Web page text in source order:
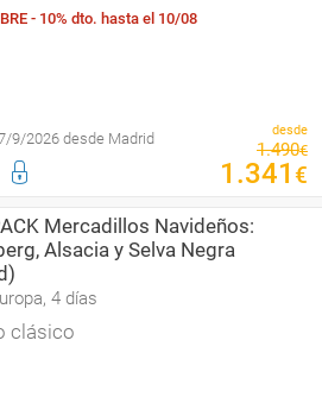
- 10% dto. hasta el 10/08
9/2026 desde Madrid desde
1.490€
1 .341 €
Mercadillos Navideños:
Alsacia y Selva Negra
4 días
clásico